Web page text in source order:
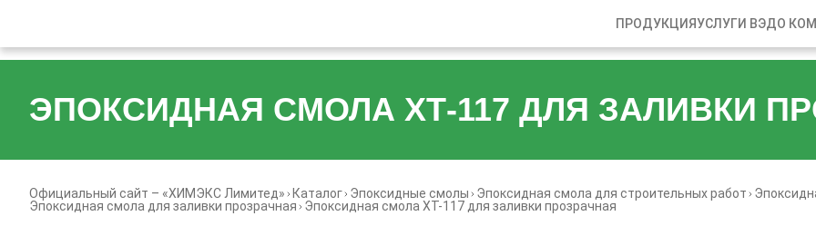
ПРОДУКЦИЯУСЛУГИ ВЭДО
ЭПОКСИДНАЯ СМОЛА ХТ-117 ДЛЯ ЗАЛИВКИ
Официальный сайт – «ХИМЭКС Лимитед» Каталог Эпоксидные смолы Эпоксидная смола для строительных работ
Эпоксидная смола для заливки прозрачная
Эпоксидная смола ХТ-117 для заливки прозрачная